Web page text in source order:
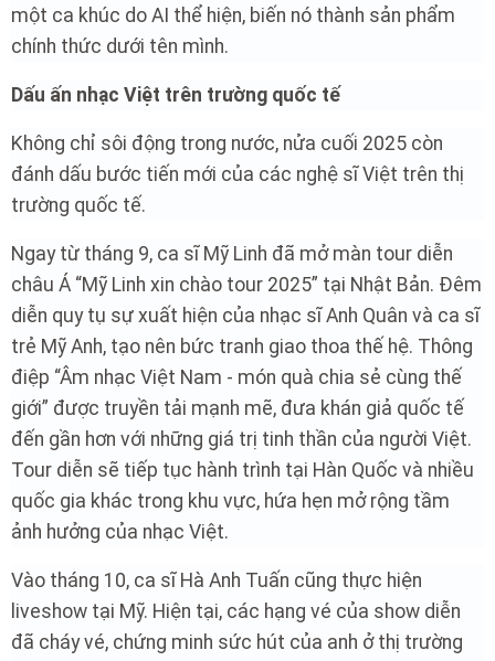
một ca khúc do AI thể hiện, biến nó thành sản phẩm
chính thức dưới tên mình.
Dấu ấn nhạc Việt trên trường quốc tế
Không chỉ sôi động trong nước, nửa cuối 2025 còn
đánh dấu bước tiến mới của các nghệ sĩ Việt trên thị
trường quốc tế.
Ngay từ tháng 9, ca sĩ Mỹ Linh đã mở màn tour diễn
châu Á “Mỹ Linh xin chào tour 2025” tại Nhật Bản. Đêm
diễn quy tụ sự xuất hiện của nhạc sĩ Anh Quân và ca sĩ
trẻ Mỹ Anh, tạo nên bức tranh giao thoa thế hệ. Thông
điệp “Âm nhạc Việt Nam - món quà chia sẻ cùng thế
giới” được truyền tải mạnh mẽ, đưa khán giả quốc tế
đến gần hơn với những giá trị tinh thần của người Việt.
Tour diễn sẽ tiếp tục hành trình tại Hàn Quốc và nhiều
quốc gia khác trong khu vực, hứa hẹn mở rộng tầm
ảnh hưởng của nhạc Việt.
Vào tháng 10, ca sĩ Hà Anh Tuấn cũng thực hiện
liveshow tại Mỹ. Hiện tại, các hạng vé của show diễn
đã cháy vé, chứng minh sức hút của anh ở thị trường